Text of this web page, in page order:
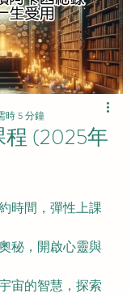
(2025年
時 5 分鐘
時間，彈性上課
秘，開啟心靈與
宙的智慧，探索